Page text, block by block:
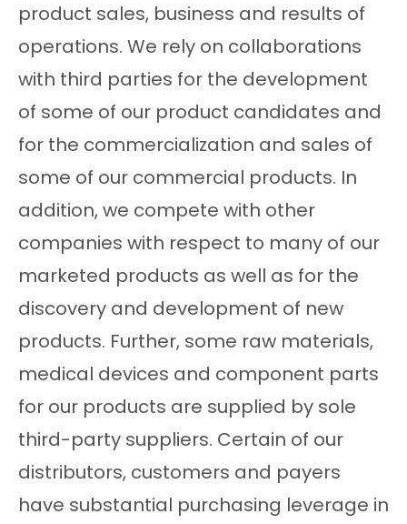
product sales, business and results of
operations. We rely on collaborations
with third parties for the development
of some of our product candidates and
for the commercialization and sales of
some of our commercial products. In
addition, we compete with other
companies with respect to many of our
marketed products as well as for the
discovery and development of new
products. Further, some raw materials,
medical devices and component parts
for our products are supplied by sole
third-party suppliers. Certain of our
distributors, customers and payers
have substantial purchasing leverage in